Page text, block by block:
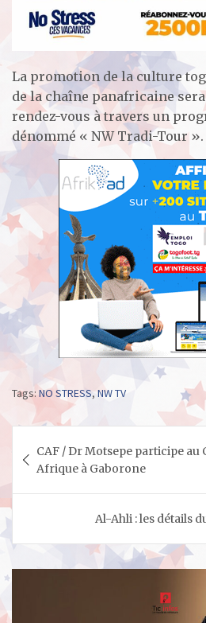
La promotion de la culture
de la chaîne panafricaine
rendez-vous à travers un
dénommé « NW Tradi-Tour ».
Tags: NO STRESS,NW TV
de
l’article
CAF / Dr Motsepe participe au
Afrique à Gaborone
Al-Ahli : les détails